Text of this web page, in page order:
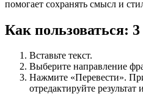
помогает сохранять смысл и
Как пользоваться:
Вставьте текст.
Выберите направление
Нажмите «Перевести».
отредактируйте